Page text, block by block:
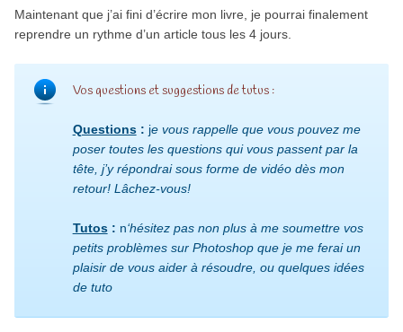
Maintenant que j’ai fini d’écrire mon livre, je pourrai finalement
reprendre un rythme d’un article tous les 4 jours.
Vos questions et suggestions de tutus :
Questions: je vous rappelle que vous pouvez me
poser toutes les questions qui vous passent par la
tête, j’y répondrai sous forme de vidéo dès mon
retour! Lâchez-vous!
Tutos: n‘hésitez pas non plus à me soumettre vos
petits problèmes sur Photoshop que je me ferai un
plaisir de vous aider à résoudre, ou quelques idées
de tuto